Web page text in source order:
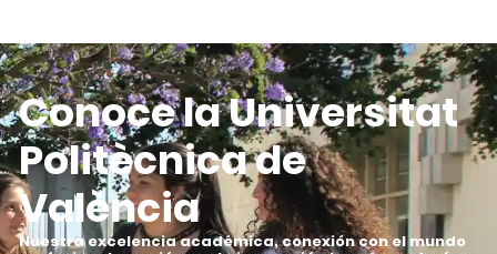
Conoce la Universitat
Politècnica de
València
Nuestra excelencia académica, conexión con el mundo